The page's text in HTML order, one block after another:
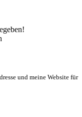
und meine Website für